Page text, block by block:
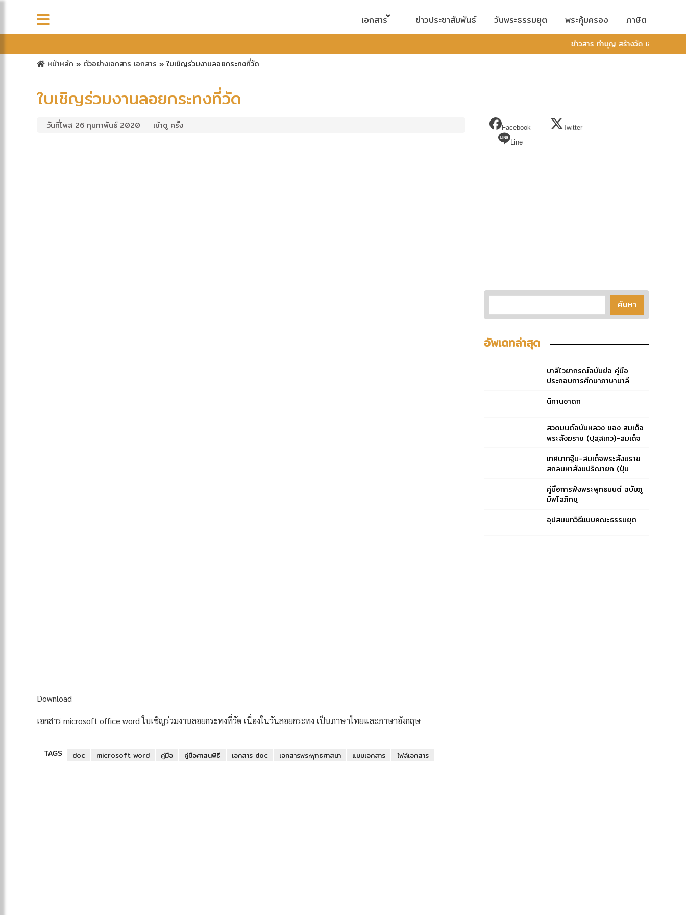
เอกสาร ข่าวประชาสัมพันธ์ วันพระธรรมยุต พระคุ้มครอง ภาษิต
ข่าวสาร ทำบุญ สร้างวัด เอกสารพระพุ
หน้าหลัก » ตัวอย่างเอกสาร เอกสาร » ใบเชิญร่วมงานลอยกระทงที่วัด
ใบเชิญร่วมงานลอยกระทงที่วัด
วันที่โพส 26 กุมภาพันธ์ 2020 เข้าดู ครั้ง
Download
เอกสาร microsoft office word ใบเชิญร่วมงานลอยกระทงที่วัด เนื่องในวันลอยกระทง เป็นภาษาไทยและภาษาอังกฤษ
TAGS doc microsoft word คู่มือ คู่มือศาสนพิธี เอกสาร doc เอกสารพระพุทธศาสนา แบบเอกสาร ไฟล์เอกสาร
Facebook
Twitter
Line
อัพเดทล่าสุด
บาลีไวยากรณ์ฉบับย่อ คู่มือ
ประกอบการศึกษาภาษาบาลี
๓
นิทานชาดก
สวดมนต์ฉบับหลวง ของ สมเด็จ
พระสังฆราช (ปุสฺสเทว)-สมเด็จ
เทศนากฐิน-สมเด็จพระสังฆราช
สกลมหาสังฆปริณายก (ปุ่น
คู่มือการฟังพระพุทธมนต์ ฉบับภู
มิพโลภิกขุ
อุปสมบทวิธีแบบคณะธรรมยุต